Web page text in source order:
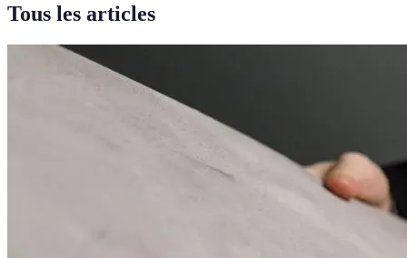
Tous les articles